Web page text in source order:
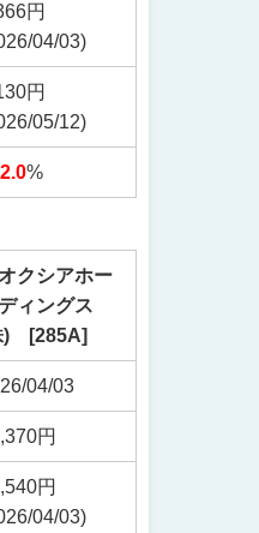
円
04/03)
円
05/12)
%
クシアホー
ィングス
) [285A]
04/03
円
円
04/03)